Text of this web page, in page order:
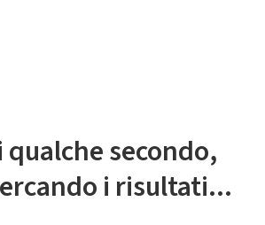
secondo,
i risultati...